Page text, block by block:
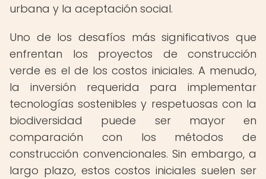
urbana y la aceptación social.
Uno de los desafíos más significativos que
enfrentan los proyectos de construcción
verde es el de los costos iniciales. A menudo,
la inversión requerida para implementar
tecnologías sostenibles y respetuosas con la
biodiversidad puede ser mayor en
comparación con los métodos de
construcción convencionales. Sin embargo, a
largo plazo, estos costos iniciales suelen ser